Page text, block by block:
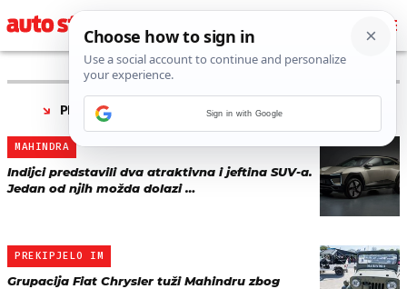
PRONAĐENO 4 REZULTATA ZA TAG “
MAHINDRA
Indijci predstavili dva atraktivna i jeftina SUV-a.
Jedan od njih možda dolazi …
PREKIPJELO IM
Grupacija Fiat Chrysler tuži Mahindru zbog
Sign in with Google